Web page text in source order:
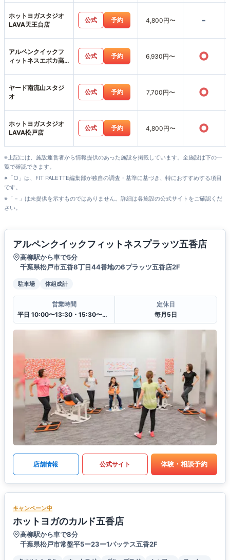
ホットヨガスタジオ
LAVA天王台店
公式 予約 4,800円〜 -
アルペンクイックフ
ィットネスエポカ高
公式 予約 6,930円〜 ○
ヤード南流山スタジ
オ
公式 予約 7,700円〜 ○
ホットヨガスタジオ
LAVA松戸店
公式 予約 4,800円〜 ○
※上記には、施設運営者から情報提供のあった施設を掲載しています。全施設は下の一
覧で確認できます。
※「○」は、FIT PALETTE編集部が独自の調査・基準に基づき、特におすすめする項目
です。
※「－」は未提供を示すものではありません。詳細は各施設の公式サイトをご確認くだ
さい。
アルペンクイックフィットネスプラッツ五香店
高柳駅から車で5分
千葉県松戸市五香8丁目44番地の6プラッツ五香店2F
駐車場 体組成計
営業時間
平日 10:00〜13:30・15:30〜20:00
定休日
毎月5日
店舗情報 公式サイト 体験・相談予約
キャンペーン中
ホットヨガのカルド五香店
高柳駅から車で8分
千葉県松戸市常盤平5ー23ー1パッテス五香2F